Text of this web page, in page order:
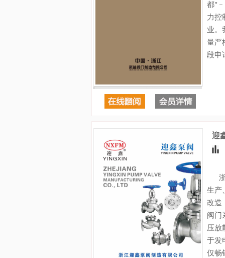
都
力控
业。
量严
段申
迎
浙
生产
改造
阀门
压放
于发
仅畅